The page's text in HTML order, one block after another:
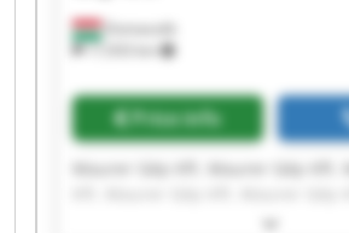
Domaszék
17,933 km
Price info
Gép Kft. Maurer Gép Kft. Maurer